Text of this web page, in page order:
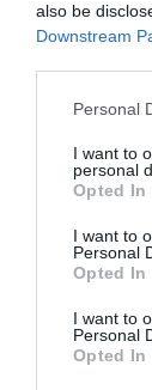
also be
Downstream
Personal
I want to
personal
Opted In
I want to
Personal
Opted In
I want to
Personal
Opted In